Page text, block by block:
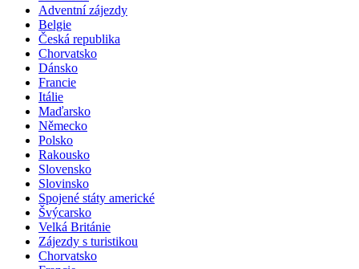
Adventní zájezdy
Belgie
Česká republika
Chorvatsko
Dánsko
Francie
Itálie
Maďarsko
Německo
Polsko
Rakousko
Slovensko
Slovinsko
Spojené státy americké
Švýcarsko
Velká Británie
Zájezdy s turistikou
Chorvatsko